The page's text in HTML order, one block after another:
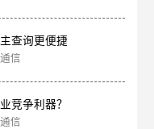
查询更便捷
信
竞争利器？
信